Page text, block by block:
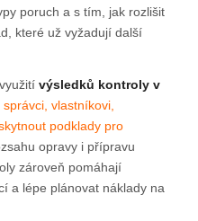
poruch a s tím, jak rozlišit
které už vyžadují další
výsledků kontroly v
vlastníkovi,
podklady pro
opravy i přípravu
zároveň pomáhají
a lépe plánovat náklady na